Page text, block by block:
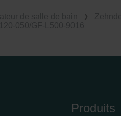
Produits